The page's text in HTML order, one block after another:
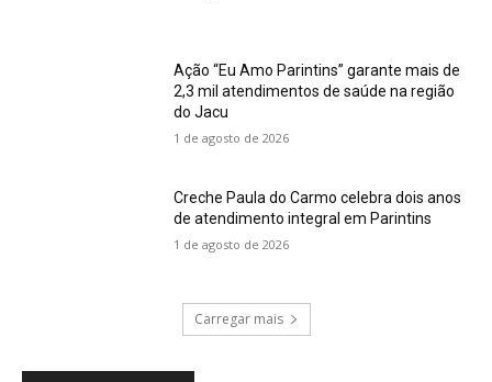
Ação “Eu Amo Parintins” garante mais de
2,3 mil atendimentos de saúde na região
do Jacu
1 de agosto de 2026
Creche Paula do Carmo celebra dois anos
de atendimento integral em Parintins
1 de agosto de 2026
Carregar mais